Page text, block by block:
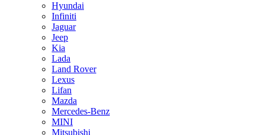
Hyundai
Infiniti
Jaguar
Jeep
Kia
Lada
Land Rover
Lexus
Lifan
Mazda
Mercedes-Benz
MINI
Mitsubishi